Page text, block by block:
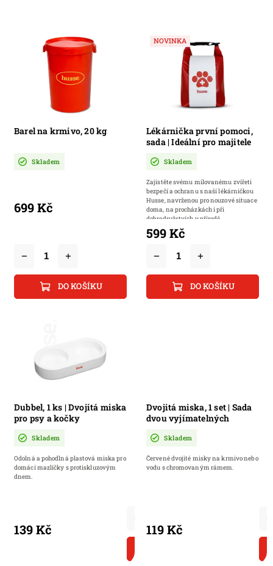
Barel na krmivo, 20 kg
Skladem
699 Kč
DO KOŠÍKU
NOVINKA
Lékárnička první pomoci,
sada | Ideální pro majitele
domácích mazlíčků
Skladem
599 Kč
DO KOŠÍKU
Zajistěte svému milovanému zvířeti
bezpečí a ochranu s naší lékárničkou
Husse, navrženou pro nouzové situace
doma, na procházkách i při
dobrodružstvích v přírodě.
Dubbel, 1 ks | Dvojitá miska
pro psy a kočky
Skladem
139 Kč
Odolná a pohodlná plastová miska pro
domácí mazlíčky s protiskluzovým
dnem.
Dvojitá miska, 1 set | Sada
dvou vyjímatelných
Skladem
119 Kč
Červené dvojité misky na krmivo nebo
vodu s chromovaným rámem.